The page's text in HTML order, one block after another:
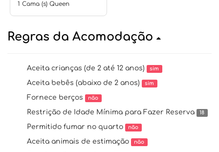
1 Cama (s) Queen
Regras da Acomodação
Aceita crianças (de 2 até 12 anos) sim
Aceita bebês (abaixo de 2 anos) sim
Fornece berços não
Restrição de Idade Mínima para Fazer Reserva 18
Permitido fumar no quarto não
Aceita animais de estimação não